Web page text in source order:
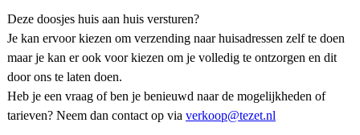
Deze doosjes huis aan huis versturen?
Je kan ervoor kiezen om verzending naar huisadressen zelf te doen
maar je kan er ook voor kiezen om je volledig te ontzorgen en dit
door ons te laten doen.
Heb je een vraag of ben je benieuwd naar de mogelijkheden of
tarieven? Neem dan contact op via verkoop@tezet.nl